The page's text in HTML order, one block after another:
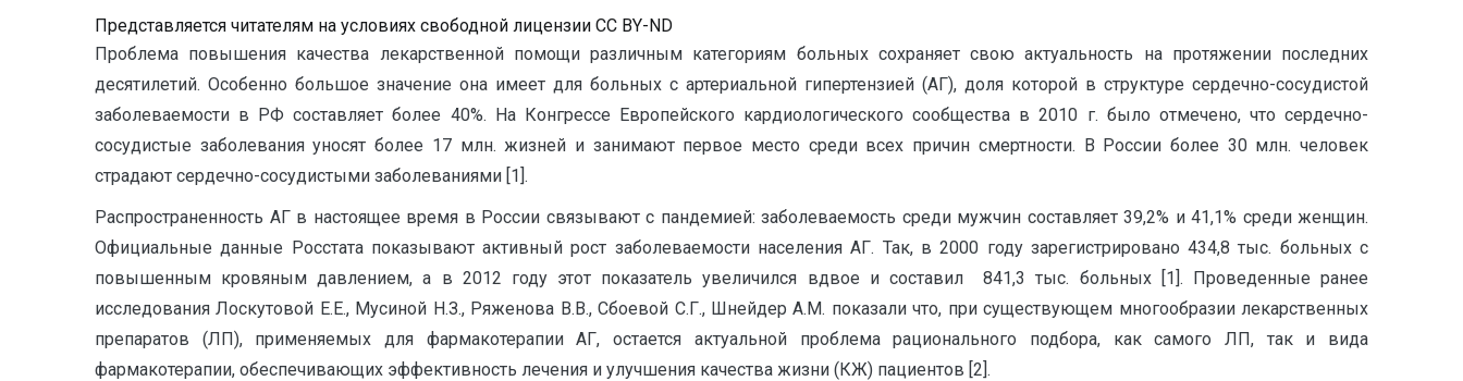
Представляется читателям на условиях свободной лицензии CC BY-ND
Проблема повышения качества лекарственной помощи различным категориям больных сохраняет свою актуальность на протяжении последних
десятилетий. Особенно большое значение она имеет для больных с артериальной гипертензией (АГ), доля которой в структуре сердечно-сосудистой
заболеваемости в РФ составляет более 40%. На Конгрессе Европейского кардиологического сообщества в 2010 г. было отмечено, что сердечно-
сосудистые заболевания уносят более 17 млн. жизней и занимают первое место среди всех причин смертности. В России более 30 млн. человек
страдают сердечно-сосудистыми заболеваниями [1].
Распространенность АГ в настоящее время в России связывают с пандемией: заболеваемость среди мужчин составляет 39,2% и 41,1% среди женщин.
Официальные данные Росстата показывают активный рост заболеваемости населения АГ. Так, в 2000 году зарегистрировано 434,8 тыс. больных с
повышенным кровяным давлением, а в 2012 году этот показатель увеличился вдвое и составил 841,3 тыс. больных [1]. Проведенные ранее
исследования Лоскутовой Е.Е., Мусиной Н.З., Ряженова В.В., Сбоевой С.Г., Шнейдер A.M. показали что, при существующем многообразии лекарственных
препаратов (ЛП), применяемых для фармакотерапии АГ, остается актуальной проблема рационального подбора, как самого ЛП, так и вида
фармакотерапии, обеспечивающих эффективность лечения и улучшения качества жизни (КЖ) пациентов [2].